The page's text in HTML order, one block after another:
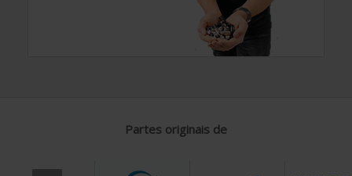
Partes originais de